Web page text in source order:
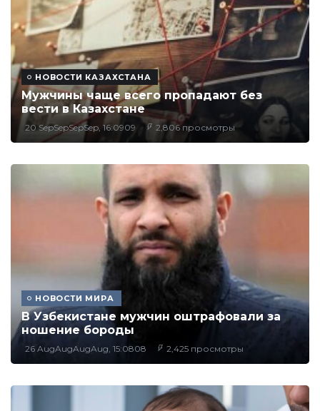
НОВОСТИ КАЗАХСТАНА
Мужчины чаще всего пропадают без
вести в Казахстане
20 SepSepSepSep, 16:0909 2,806 просмотры
НОВОСТИ МИРА
В Узбекистане мужчин оштрафовали за
ношение бороды
26 AugAugAugAug, 15:0808 2,425 просмотры